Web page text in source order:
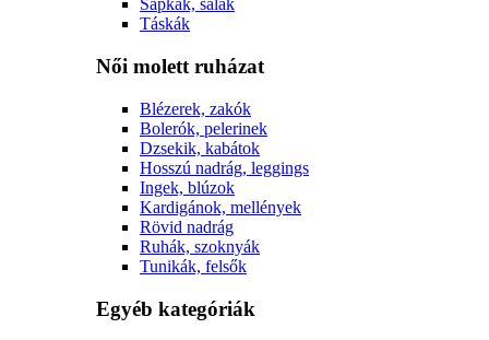
Sapkák, sálak
Táskák
Női molett ruházat
Blézerek, zakók
Bolerók, pelerinek
Dzsekik, kabátok
Hosszú nadrág, leggings
Ingek, blúzok
Kardigánok, mellények
Rövid nadrág
Ruhák, szoknyák
Tunikák, felsők
Egyéb kategóriák